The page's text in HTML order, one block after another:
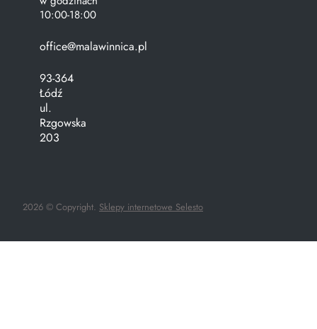
10:00-18:00
office@malawinnica.pl
93-364
Łódź
ul.
Rzgowska
203
2026 © Copyright. Sklepy internetowe Selesto